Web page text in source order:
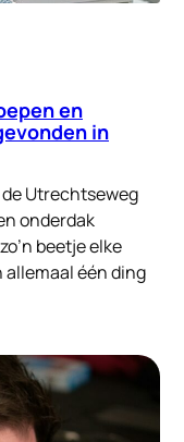
en
in
Utrechtseweg
onderdak
beetje elke
allemaal één ding